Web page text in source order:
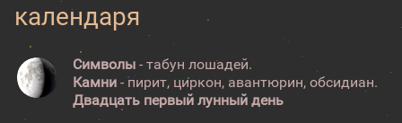
календаря
Символы - табун лошадей.
Камни - пирит, циркон, авантюрин, обсидиан.
Двадцать первый лунный день